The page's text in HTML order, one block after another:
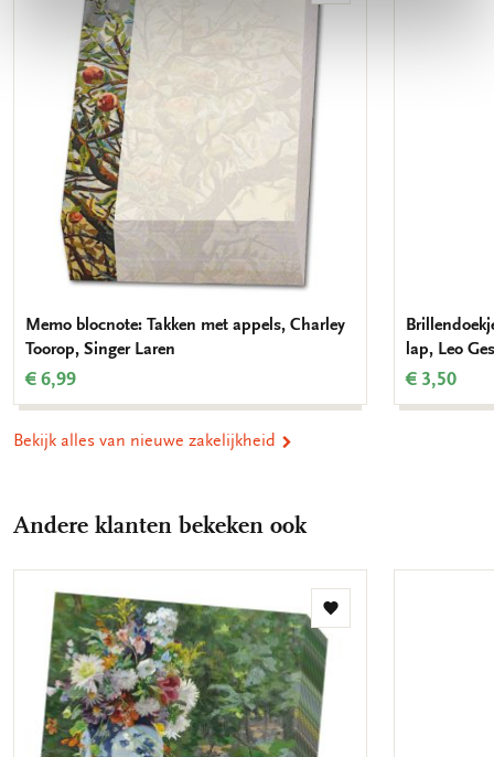
Memo blocnote: Takken met appels, Charley
Toorop, Singer Laren
€ 6,99
lap, Leo
€ 3,50
Bekijk alles van nieuwe zakelijkheid
Andere klanten bekeken ook
Toevoegen